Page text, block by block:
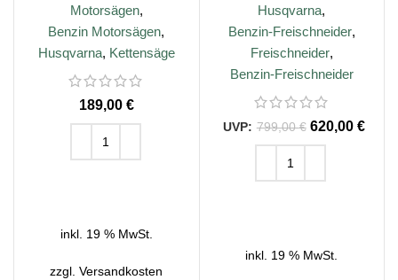
Motorsägen,
Benzin Motorsägen,
Husqvarna, Kettensäge
€
inkl. 19 % MwSt.
zzgl.Versandkosten
Husqvarna,
Benzin-Freischneider,
Freischneider,
Benzin-Freischneider
799,00€ 620,00 €
inkl. 19 % MwSt.